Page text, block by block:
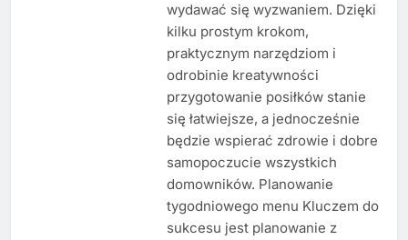
wydawać się wyzwaniem. Dzięki
kilku prostym krokom,
praktycznym narzędziom i
odrobinie kreatywności
przygotowanie posiłków stanie
się łatwiejsze, a jednocześnie
będzie wspierać zdrowie i dobre
samopoczucie wszystkich
domowników. Planowanie
tygodniowego menu Kluczem do
sukcesu jest planowanie z